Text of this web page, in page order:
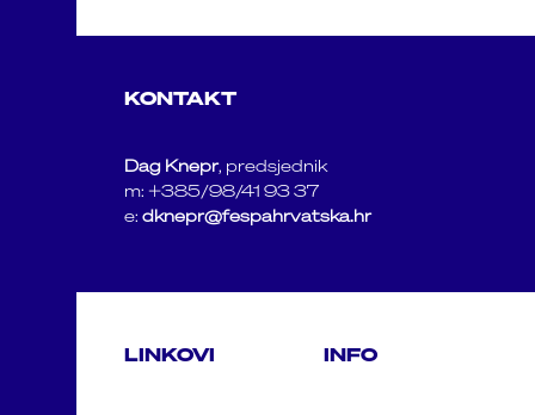
LINKOVI INFO
KONTAKT
Dag Knepr, predsjednik
m: +385/98/41 93 37
e: dknepr@fespahrvatska.hr